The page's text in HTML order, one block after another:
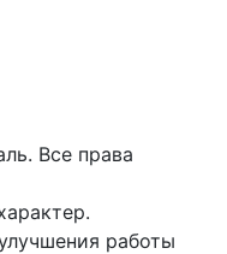
Все права
работы